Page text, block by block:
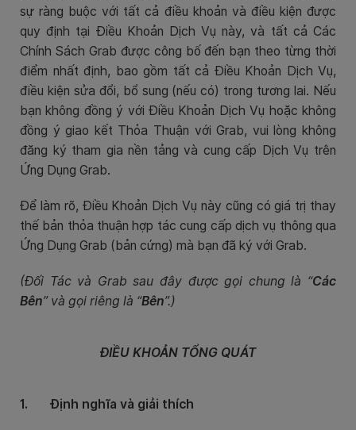
sự ràng buộc với tất cả điều khoản và điều kiện được
quy định tại Điều Khoản Dịch Vụ này, và tất cả Các
Chính Sách Grab được công bố đến bạn theo từng thời
điểm nhất định, bao gồm tất cả Điều Khoản Dịch Vụ,
điều kiện sửa đổi, bổ sung (nếu có) trong tương lai. Nếu
bạn không đồng ý với Điều Khoản Dịch Vụ hoặc không
đồng ý giao kết Thỏa Thuận với Grab, vui lòng không
đăng ký tham gia nền tảng và cung cấp Dịch Vụ trên
Ứng Dụng Grab.
Để làm rõ, Điều Khoản Dịch Vụ này cũng có giá trị thay
thế bản thỏa thuận hợp tác cung cấp dịch vụ thông qua
Ứng Dụng Grab (bản cứng) mà bạn đã ký với Grab.
(Đối Tác và Grab sau đây được gọi chung là “Các
Bên” và gọi riêng là “Bên”.)
ĐIỀU KHOẢN TỔNG QUÁT
1. Định nghĩa và giải thích